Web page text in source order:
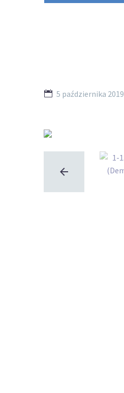
5 października 2019